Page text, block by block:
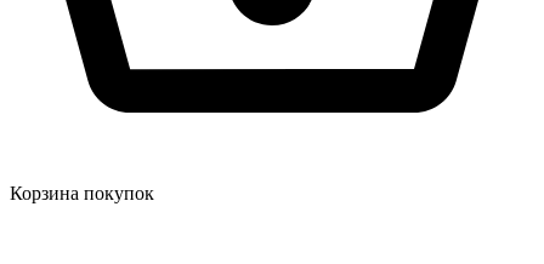
Корзина покупок